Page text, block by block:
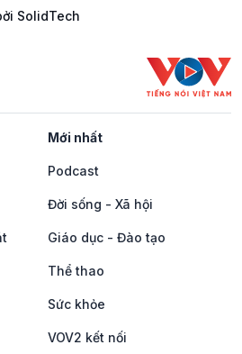
SolidTech
Mới nhất
Podcast
Đời sống - Xã hội
Giáo dục - Đào tạo
Thể thao
Sức khỏe
VOV2 kết nối